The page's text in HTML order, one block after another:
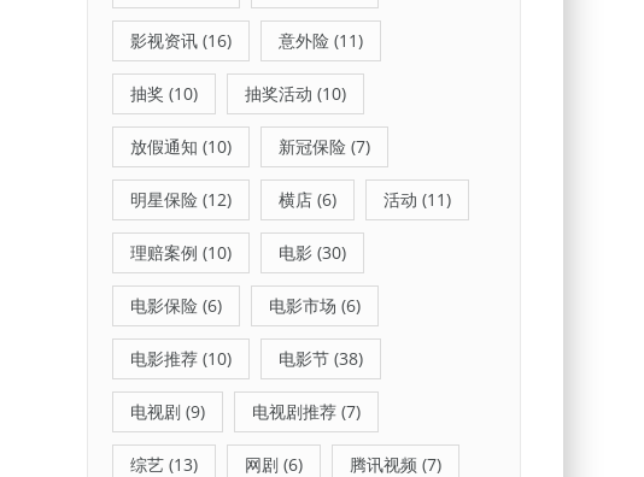
影视资讯 (16) 意外险 (11)
抽奖 (10) 抽奖活动 (10)
放假通知 (10) 新冠保险 (7)
明星保险 (12) 横店 (6) 活动 (11)
理赔案例 (10) 电影 (30)
电影保险 (6) 电影市场 (6)
电影推荐 (10) 电影节 (38)
电视剧 (9) 电视剧推荐 (7)
综艺 (13) 网剧 (6) 腾讯视频 (7)